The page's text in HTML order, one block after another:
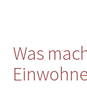
Was